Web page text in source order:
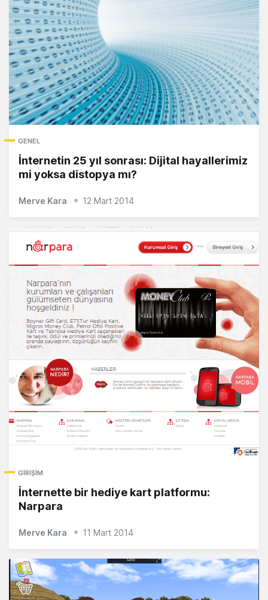
GENEL
İnternetin 25 yıl sonrası: Dijital hayallerimiz
mi yoksa distopya mı?
Merve Kara 12 Mart 2014
GIRIŞIM
İnternette bir hediye kart platformu:
Narpara
Merve Kara 11 Mart 2014